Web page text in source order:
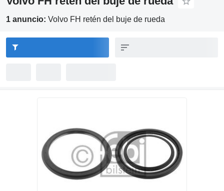
1 anuncio: Volvo FH retén del buje de rueda